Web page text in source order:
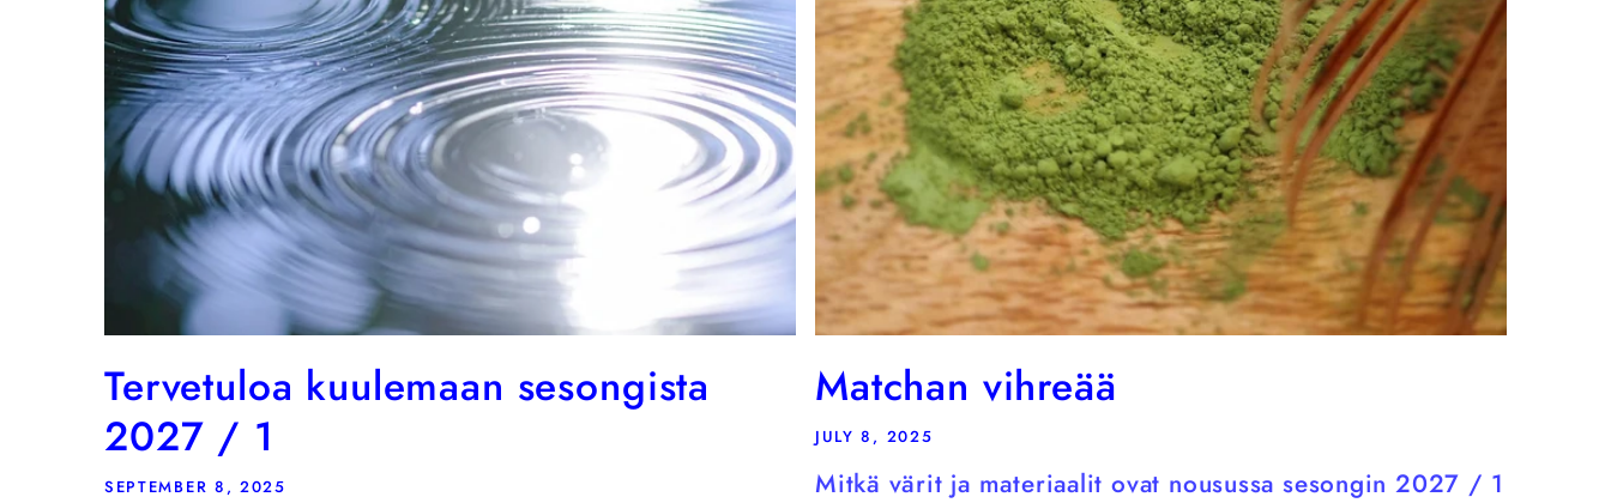
Tervetuloa kuulemaan sesongista
2027 / 1
SEPTEMBER 8, 2025
Matchan vihreää
JULY 8, 2025
Mitkä värit ja materiaalit ovat nousussa sesongin 2027 / 1